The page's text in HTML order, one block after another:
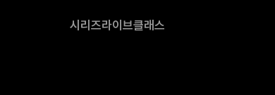
시리즈라이브클래스